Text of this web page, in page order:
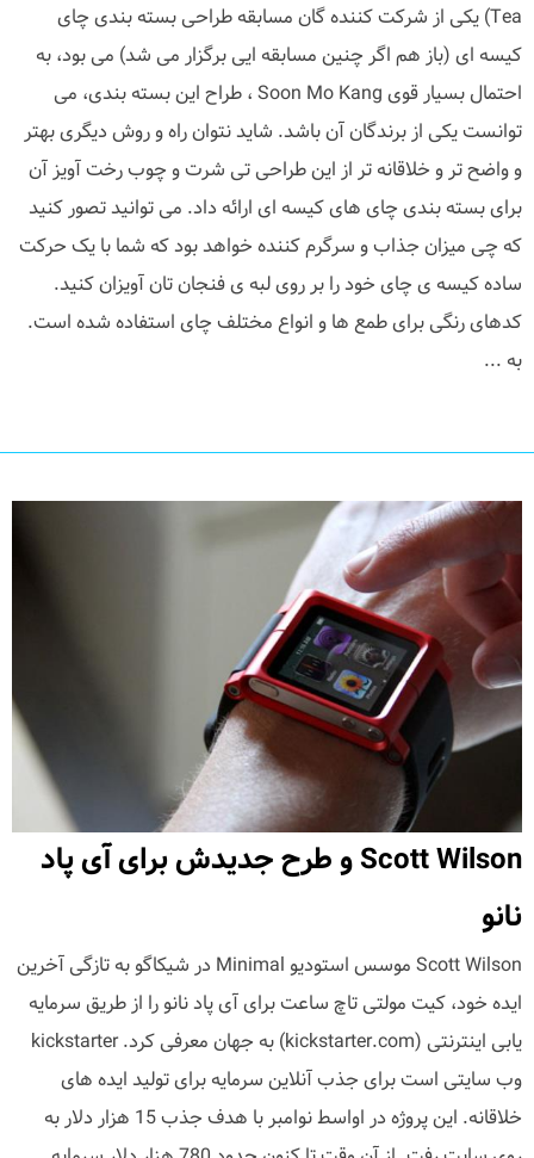
Tea) یکی از شرکت کننده گان مسابقه طراحی بسته بندی چای
کیسه ای (باز هم اگر چنین مسابقه ایی برگزار می شد) می بود، به
احتمال بسیار قوی Soon Mo Kang ، طراح این بسته بندی، می
توانست یکی از برندگان آن باشد. شاید نتوان راه و روش دیگری بهتر
و واضح تر و خلاقانه تر از این طراحی تی شرت و چوب رخت آویز آن
برای بسته بندی چای های کیسه ای ارائه داد. می توانید تصور کنید
که چی میزان جذاب و سرگرم کننده خواهد بود که شما با یک حرکت
ساده کیسه ی چای خود را بر روی لبه ی فنجان تان آویزان کنید.
کدهای رنگی برای طمع ها و انواع مختلف چای استفاده شده است.
به ...
Scott Wilson و طرح جدیدش برای آی پاد
نانو
Scott Wilson موسس استودیو Minimal در شیکاگو به تازگی آخرین
ایده خود، کیت مولتی تاچ ساعت برای آی پاد نانو را از طریق سرمایه
یابی اینترنتی (kickstarter.com) به جهان معرفی کرد. kickstarter
وب سایتی است برای جذب آنلاین سرمایه برای تولید ایده های
خلاقانه. این پروژه در اواسط نوامبر با هدف جذب 15 هزار دلار به